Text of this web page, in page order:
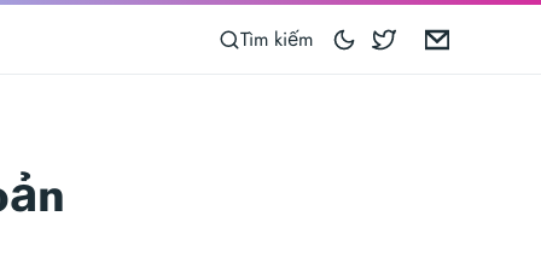
Tìm kiếm Blocoware on